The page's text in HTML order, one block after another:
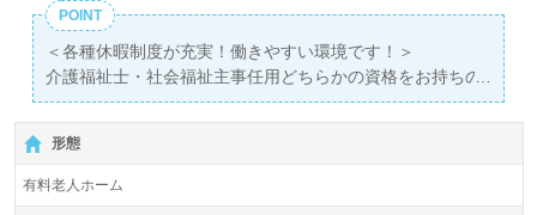
POINT
＜各種休暇制度が充実！働きやすい環境です！＞
介護福祉士・社会福祉主事任用どちらかの資格をお持ちの
方の募集です！
有料老人ホームでの生活相談員スタッフ募集♪
日勤のみなので働きやすい環境です◎
全国の求人ご紹介！医療/福祉業界の正社員/パート求人探
形態
有料老人ホーム